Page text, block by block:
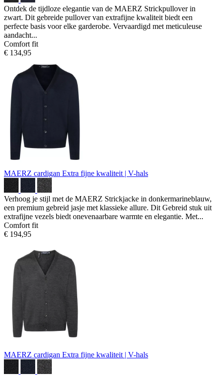
Ontdek de tijdloze elegantie van de MAERZ Strickpullover in
zwart. Dit gebreide pullover van extrafijne kwaliteit biedt een
perfecte basis voor elke garderobe. Vervaardigd met meticuleuse
aandacht...
Comfort fit
€ 134,95
MAERZ cardigan Extra fijne kwaliteit | V-hals
Verhoog je stijl met de MAERZ Strickjacke in donkermarineblauw,
een premium gebreid jasje met klassieke allure. Dit Gebreid stuk uit
extrafijne vezels biedt onevenaarbare warmte en elegantie. Met...
Comfort fit
€ 194,95
MAERZ cardigan Extra fijne kwaliteit | V-hals